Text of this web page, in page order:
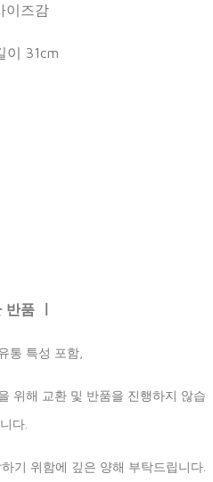
이즈감
이 31cm
반품 ㅣ
통 특성 포함,
위해 교환 및 반품을 진행하지 않습
니다.
기 위함에 깊은 양해 부탁드립니다.